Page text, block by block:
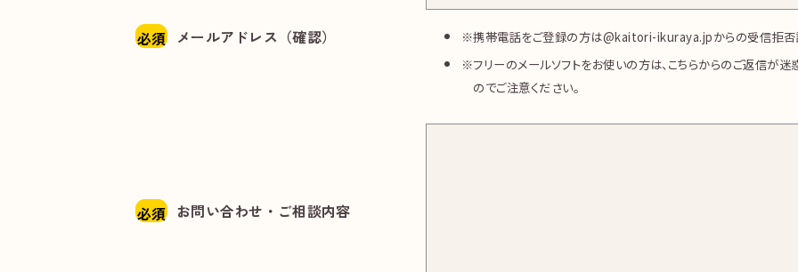
必須 メールアドレス（確認）
携帯電話をご登録の方は@kaitori-ikuraya.jpからの受信拒否
フリーのメールソフトをお使いの方は、こちらからのご返信が
のでご注意ください。
必須 お問い合わせ・ご相談内容